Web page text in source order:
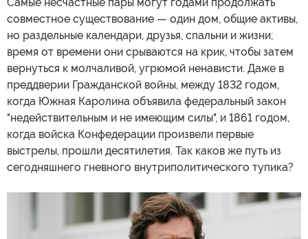
совместное существование — один дом, общие активы,
но раздельные календари, друзья, спальни и жизни;
время от времени они срываются на крик, чтобы затем
вернуться к молчаливой, угрюмой ненависти. Даже в
преддверии Гражданской войны, между 1832 годом,
когда Южная Каролина объявила федеральный закон
"недействительным и не имеющим силы", и 1861 годом,
когда войска Конфедерации произвели первые
выстрелы, прошли десятилетия. Так каков же путь из
сегодняшнего гневного внутриполитического тупика?